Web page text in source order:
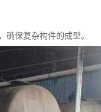
确保复杂构件的成型。